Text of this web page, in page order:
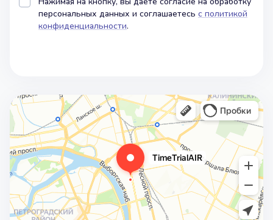
персональных данных и соглашаетесь с политикой
конфиденциальности.